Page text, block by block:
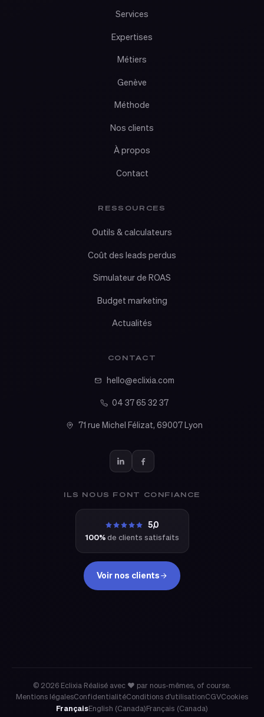
Services
Expertises
Métiers
Genève
Méthode
Nos clients
À propos
Contact
RESSOURCES
Outils & calculateurs
Coût des leads perdus
Simulateur de ROAS
Budget marketing
Actualités
CONTACT
hello@eclixia.com
04 37 65 32 37
71 rue Michel Félizat, 69007 Lyon
ILS NOUS FONT CONFIANCE
5,0
100% de clients satisfaits
Voir nos clients
© 2026 Eclixia·Réalisé avec ❤ par nous-mêmes, of course.
Mentions légalesConfidentialitéConditions d'utilisationCGVCookies
FrançaisEnglish (Canada)Français (Canada)